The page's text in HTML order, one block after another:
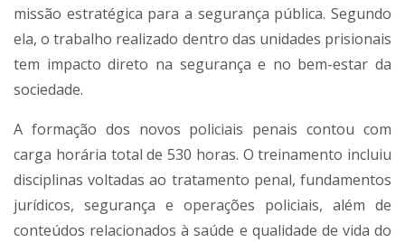
missão estratégica para a segurança pública. Segundo
ela, o trabalho realizado dentro das unidades prisionais
tem impacto direto na segurança e no bem-estar da
sociedade.
A formação dos novos policiais penais contou com
carga horária total de 530 horas. O treinamento incluiu
disciplinas voltadas ao tratamento penal, fundamentos
jurídicos, segurança e operações policiais, além de
conteúdos relacionados à saúde e qualidade de vida do